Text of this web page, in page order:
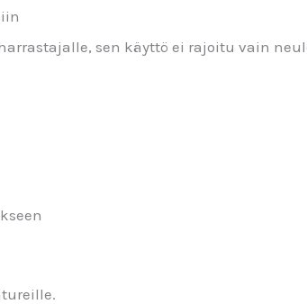
sen käyttö ei rajoitu vain